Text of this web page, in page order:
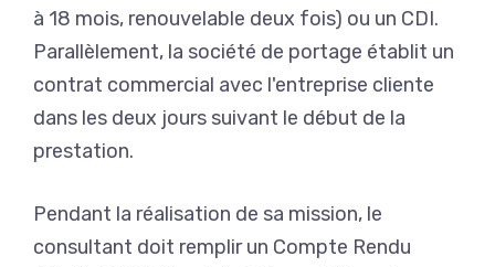
à 18 mois, renouvelable deux fois) ou un CDI.
Parallèlement, la société de portage établit un
contrat commercial avec l'entreprise cliente
dans les deux jours suivant le début de la
prestation.
Pendant la réalisation de sa mission, le
consultant doit remplir un Compte Rendu